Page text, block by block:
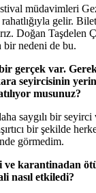
müdavimleri
gelir.
Doğan Taşdelen
bir nedeni de bu.
gerçek var.
seyircisinin
musunuz?
saygılı bir
bir şekilde
görmedim.
ve karantinadan
nasıl etkiledi?